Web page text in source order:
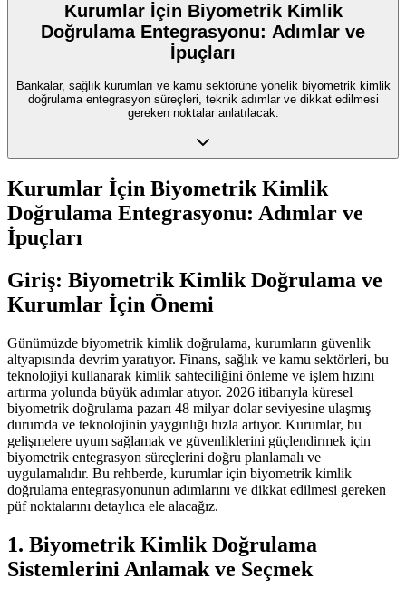
Kurumlar İçin Biyometrik Kimlik
Doğrulama Entegrasyonu: Adımlar ve
İpuçları
Bankalar, sağlık kurumları ve kamu sektörüne yönelik biyometrik kimlik
doğrulama entegrasyon süreçleri, teknik adımlar ve dikkat edilmesi
gereken noktalar anlatılacak.
Kurumlar İçin Biyometrik Kimlik
Doğrulama Entegrasyonu: Adımlar ve
İpuçları
Giriş: Biyometrik Kimlik Doğrulama ve
Kurumlar İçin Önemi
Günümüzde biyometrik kimlik doğrulama, kurumların güvenlik
altyapısında devrim yaratıyor. Finans, sağlık ve kamu sektörleri, bu
teknolojiyi kullanarak kimlik sahteciliğini önleme ve işlem hızını
artırma yolunda büyük adımlar atıyor. 2026 itibarıyla küresel
biyometrik doğrulama pazarı 48 milyar dolar seviyesine ulaşmış
durumda ve teknolojinin yaygınlığı hızla artıyor. Kurumlar, bu
gelişmelere uyum sağlamak ve güvenliklerini güçlendirmek için
biyometrik entegrasyon süreçlerini doğru planlamalı ve
uygulamalıdır. Bu rehberde, kurumlar için biyometrik kimlik
doğrulama entegrasyonunun adımlarını ve dikkat edilmesi gereken
püf noktalarını detaylıca ele alacağız.
1. Biyometrik Kimlik Doğrulama
Sistemlerini Anlamak ve Seçmek